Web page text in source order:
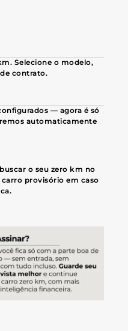
Selecione o modelo,
contrato.
— agora é só
automaticamente
o seu zero km no
provisório em caso